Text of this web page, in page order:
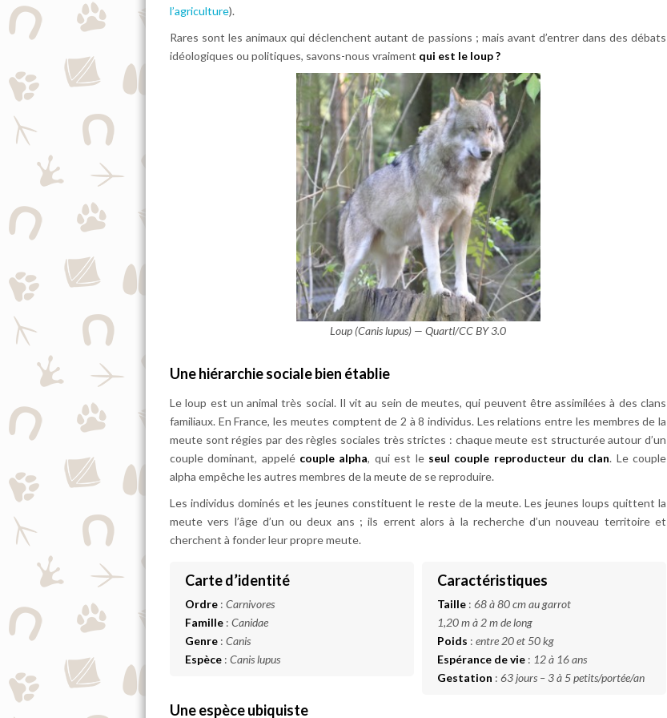
l’agriculture).
Rares sont les animaux qui déclenchent autant de passions ; mais avant d’entrer dans des débats
idéologiques ou politiques, savons-nous vraiment qui est le loup ?
Loup (Canis lupus) — Quartl/CC BY 3.0
Une hiérarchie sociale bien établie
Le loup est un animal très social. Il vit au sein de meutes, qui peuvent être assimilées à des clans
familiaux. En France, les meutes comptent de 2 à 8 individus. Les relations entre les membres de la
meute sont régies par des règles sociales très strictes : chaque meute est structurée autour d’un
couple dominant, appelé couple alpha, qui est le seul couple reproducteur du clan. Le couple
alpha empêche les autres membres de la meute de se reproduire.
Les individus dominés et les jeunes constituent le reste de la meute. Les jeunes loups quittent la
meute vers l’âge d’un ou deux ans ; ils errent alors à la recherche d’un nouveau territoire et
cherchent à fonder leur propre meute.
Carte d’identité
Ordre: Carnivores
Famille: Canidae
Genre: Canis
Espèce: Canis lupus
Caractéristiques
Taille: 68 à 80 cm au garrot
1,20 m à 2 m de long
Poids : entre 20 et 50 kg
Espérance de vie: 12 à 16 ans
Gestation : 63 jours – 3 à 5 petits/portée/an
Une espèce ubiquiste